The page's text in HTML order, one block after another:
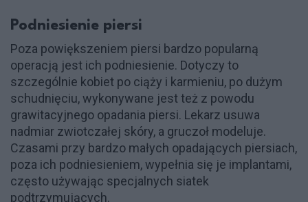
Podniesienie piersi
Poza powiększeniem piersi bardzo popularną
operacją jest ich podniesienie. Dotyczy to
szczególnie kobiet po ciąży i karmieniu, po dużym
schudnięciu, wykonywane jest też z powodu
grawitacyjnego opadania piersi. Lekarz usuwa
nadmiar zwiotczałej skóry, a gruczoł modeluje.
Czasami przy bardzo małych opadających piersiach,
poza ich podniesieniem, wypełnia się je implantami,
często używając specjalnych siatek
podtrzymujących.